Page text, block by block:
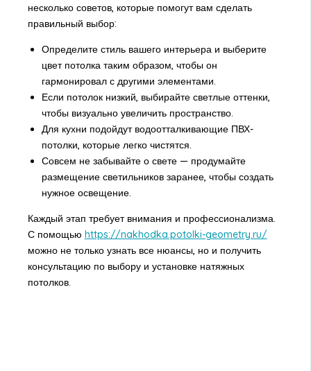
несколько советов, которые помогут вам сделать
правильный выбор:
Определите стиль вашего интерьера и выберите
цвет потолка таким образом, чтобы он
гармонировал с другими элементами.
Если потолок низкий, выбирайте светлые оттенки,
чтобы визуально увеличить пространство.
Для кухни подойдут водоотталкивающие ПВХ-
потолки, которые легко чистятся.
Совсем не забывайте о свете — продумайте
размещение светильников заранее, чтобы создать
нужное освещение.
Каждый этап требует внимания и профессионализма.
С помощью https://nakhodka.potolki-geometry.ru/
можно не только узнать все нюансы, но и получить
консультацию по выбору и установке натяжных
потолков.